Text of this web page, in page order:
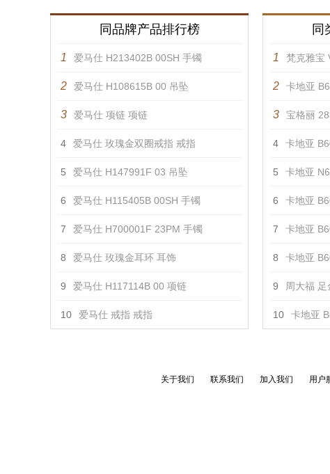
同品牌产品排行榜
1 爱马仕 H213402B 00SH 手镯
2 爱马仕 H108615B 00 吊坠
3 爱马仕 项链 项链
4 爱马仕 玫瑰金双圈戒指 戒指
5 爱马仕 H147991F 03 吊坠
6 爱马仕 H115405B 00SH 手镯
7 爱马仕 H700001F 23PM 手镯
8 爱马仕 玫瑰金耳环 耳饰
9 爱马仕 H117114B 00 项链
10 爱马仕 戒指 戒指
同
1 梵克雅宝
2 卡地亚
3 宝格丽
4 卡地亚
5 卡地亚
6 卡地亚
7 卡地亚
8 卡地亚
9 周大福
10 卡地亚
关于我们 联系我们 加入我们 用户